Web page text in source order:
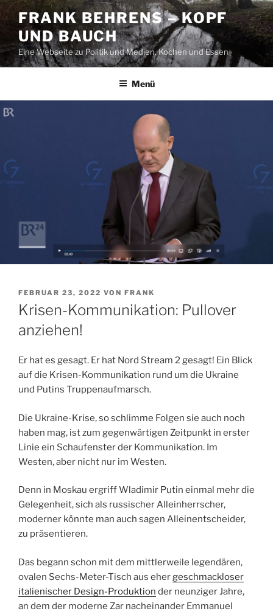
Zum
Inhalt
springen
FRANK BEHRENS – KOPF
UND BAUCH
Eine Webseite zu Politik und Medien, Kochen und Essen
Menü
VERÖFFENTLICHT
AM
FEBRUAR 23, 2022 VON FRANK
Krisen-Kommunikation: Pullover
anziehen!
Er hat es gesagt. Er hat Nord Stream 2 gesagt! Ein Blick
auf die Krisen-Kommunikation rund um die Ukraine
und Putins Truppenaufmarsch.
Die Ukraine-Krise, so schlimme Folgen sie auch noch
haben mag, ist zum gegenwärtigen Zeitpunkt in erster
Linie ein Schaufenster der Kommunikation. Im
Westen, aber nicht nur im Westen.
Denn in Moskau ergriff Wladimir Putin einmal mehr die
Gelegenheit, sich als russischer Alleinherrscher,
moderner könnte man auch sagen Alleinentscheider,
zu präsentieren.
Das begann schon mit dem mittlerweile legendären,
ovalen Sechs-Meter-Tisch aus eher geschmackloser
italienischer Design-Produktion der neunziger Jahre,
an dem der moderne Zar nacheinander Emmanuel